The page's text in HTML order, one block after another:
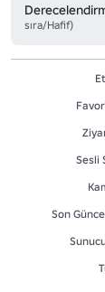
sıra/Hafif)
Sesli
Son